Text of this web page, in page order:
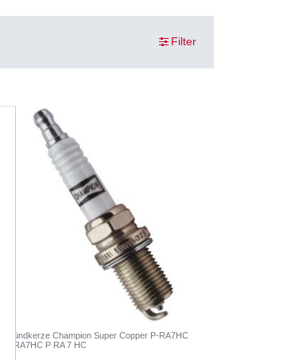
Filter
Zündkerze Champion Super Copper P-RA7HC
PRA7HC P RA 7 HC